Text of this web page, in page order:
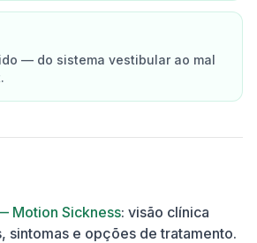
— do sistema vestibular ao mal
Motion Sickness: visão clínica
sintomas e opções de tratamento.